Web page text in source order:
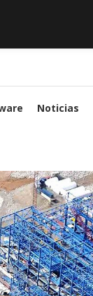
Noticias